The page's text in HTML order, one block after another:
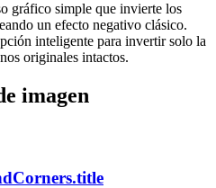
gráfico simple que invierte los
un efecto negativo clásico.
inteligente para invertir solo la
originales intactos.
imagen